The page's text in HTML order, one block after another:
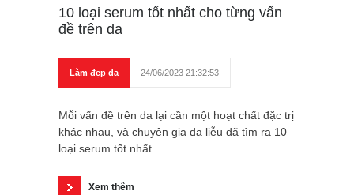
10 loại serum tốt nhất cho từng vấn
đề trên da
Làm đẹp da 24/06/2023 21:32:53
Mỗi vấn đề trên da lại cần một hoạt chất đặc trị
khác nhau, và chuyên gia da liễu đã tìm ra 10
loại serum tốt nhất.
Xem thêm